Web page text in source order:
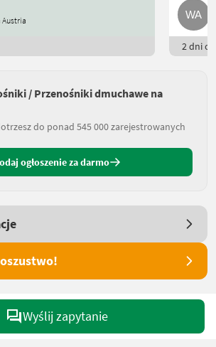
Austria
2 dni
/ Przenośniki dmuchawe na
do ponad 545 000 zarejestrowanych
ogłoszenie za darmo
Wyślij zapytanie